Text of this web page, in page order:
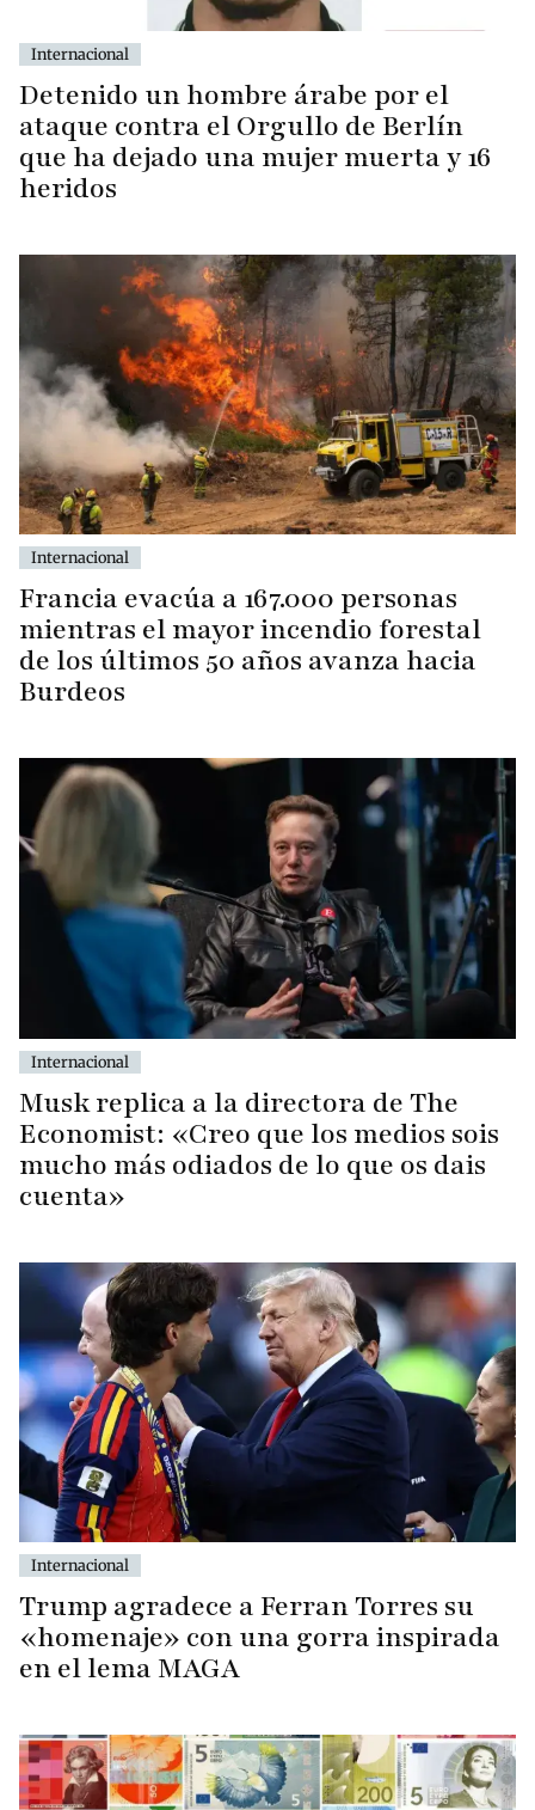
Internacional
Detenido un hombre árabe por el
ataque contra el Orgullo de Berlín
que ha dejado una mujer muerta y 16
heridos
Internacional
Francia evacúa a 167.000 personas
mientras el mayor incendio forestal
de los últimos 50 años avanza hacia
Burdeos
Internacional
Musk replica a la directora de The
Economist: «Creo que los medios sois
mucho más odiados de lo que os dais
cuenta»
Internacional
Trump agradece a Ferran Torres su
«homenaje» con una gorra inspirada
en el lema MAGA